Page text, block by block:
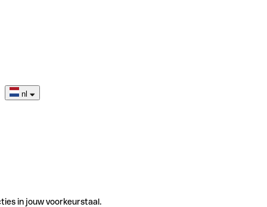
nl
in jouw voorkeurstaal.